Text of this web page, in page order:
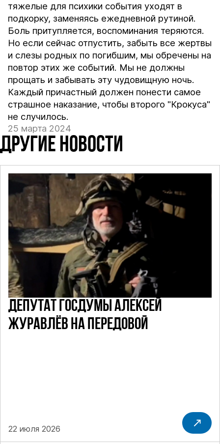
тяжелые для психики события уходят в
подкорку, заменяясь ежедневной рутиной.
Боль притупляется, воспоминания теряются.
Но если сейчас отпустить, забыть все жертвы
и слезы родных по погибшим, мы обречены на
повтор этих же событий. Мы не должны
прощать и забывать эту чудовищную ночь.
Каждый причастный должен понести самое
страшное наказание, чтобы второго "Крокуса"
не случилось.
25 марта 2024
ДРУГИЕ НОВОСТИ
ДЕПУТАТ ГОСДУМЫ АЛЕКСЕЙ
ЖУРАВЛЁВ НА ПЕРЕДОВОЙ
22 июля 2026